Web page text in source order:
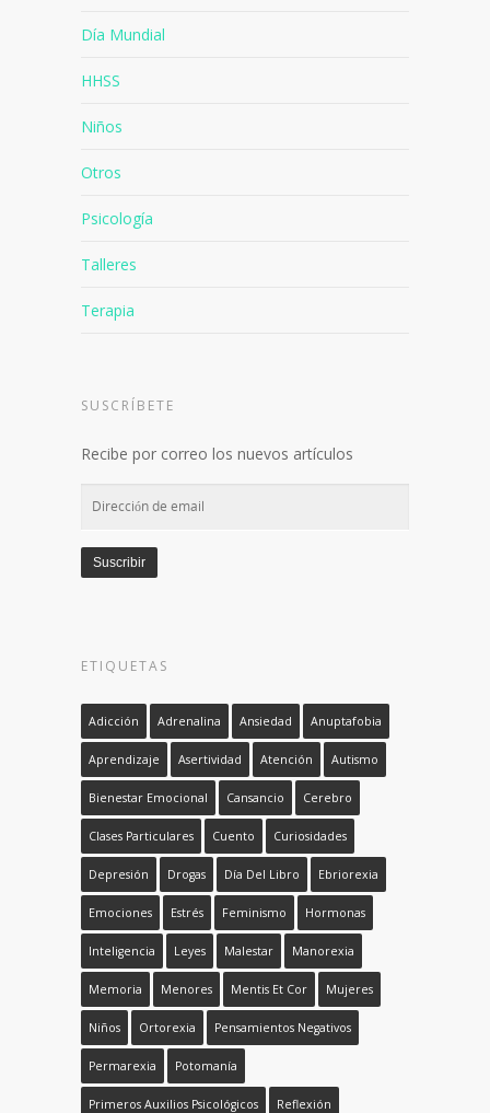
Día Mundial
HHSS
Niños
Otros
Psicología
Talleres
Terapia
SUSCRÍBETE
Recibe por correo los nuevos artículos
Dirección
email
Suscribir
ETIQUETAS
Adicción Adrenalina Ansiedad Anuptafobia
Aprendizaje Asertividad Atención Autismo
Bienestar Emocional Cansancio Cerebro
Clases Particulares Cuento Curiosidades
Depresión Drogas Día Del Libro Ebriorexia
Emociones Estrés Feminismo Hormonas
Inteligencia Leyes Malestar Manorexia
Memoria Menores Mentis Et Cor Mujeres
Niños Ortorexia Pensamientos Negativos
Permarexia Potomanía
Primeros Auxilios Psicológicos Reflexión